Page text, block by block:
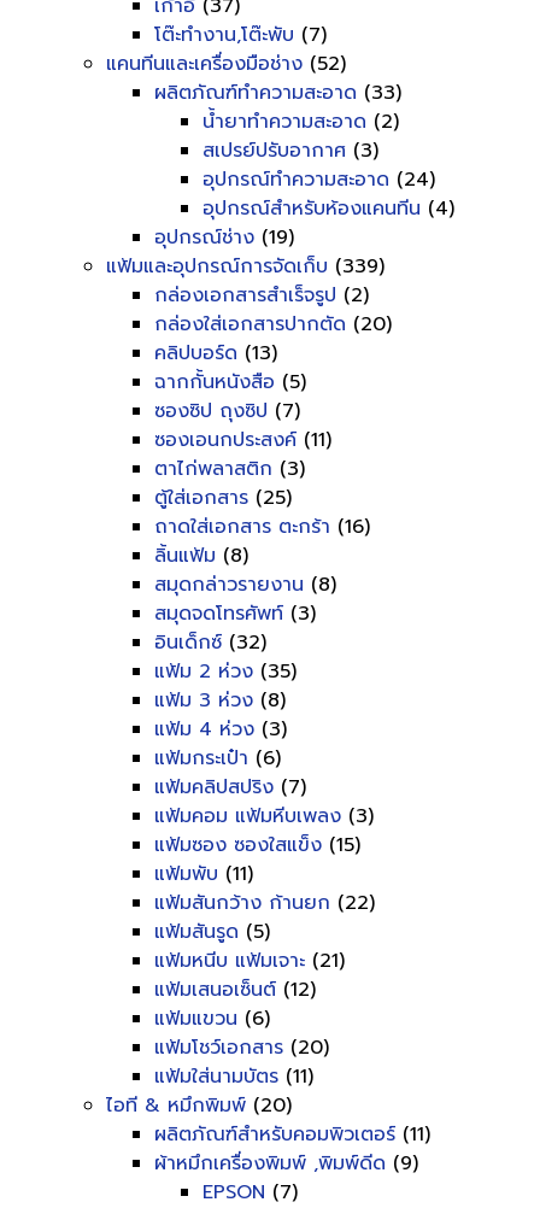
เก้าอี้ (37)
โต๊ะทำงาน,โต๊ะพับ (7)
แคนทีนและเครื่องมือช่าง (52)
ผลิตภัณฑ์ทำความสะอาด (33)
น้ำยาทำความสะอาด (2)
สเปรย์ปรับอากาศ (3)
อุปกรณ์ทำความสะอาด (24)
อุปกรณ์สำหรับห้องแคนทีน (4)
อุปกรณ์ช่าง (19)
แฟ้มและอุปกรณ์การจัดเก็บ (339)
กล่องเอกสารสำเร็จรูป (2)
กล่องใส่เอกสารปากตัด (20)
คลิปบอร์ด (13)
ฉากกั้นหนังสือ (5)
ซองซิป ถุงซิป (7)
ซองเอนกประสงค์ (11)
ตาไก่พลาสติก (3)
ตู้ใส่เอกสาร (25)
ถาดใส่เอกสาร ตะกร้า (16)
ลิ้นแฟ้ม (8)
สมุดกล่าวรายงาน (8)
สมุดจดโทรศัพท์ (3)
อินเด็กซ์ (32)
แฟ้ม 2 ห่วง (35)
แฟ้ม 3 ห่วง (8)
แฟ้ม 4 ห่วง (3)
แฟ้มกระเป๋า (6)
แฟ้มคลิปสปริง (7)
แฟ้มคอม แฟ้มหีบเพลง (3)
แฟ้มซอง ซองใสแข็ง (15)
แฟ้มพับ (11)
แฟ้มสันกว้าง ก้านยก (22)
แฟ้มสันรูด (5)
แฟ้มหนีบ แฟ้มเจาะ (21)
แฟ้มเสนอเซ็นต์ (12)
แฟ้มแขวน (6)
แฟ้มโชว์เอกสาร (20)
แฟ้มใส่นามบัตร (11)
ไอที & หมึกพิมพ์ (20)
ผลิตภัณฑ์สำหรับคอมพิวเตอร์ (11)
ผ้าหมึกเครื่องพิมพ์ ,พิมพ์ดีด (9)
EPSON (7)